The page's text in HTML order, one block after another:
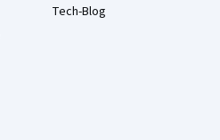
Tech-Blog